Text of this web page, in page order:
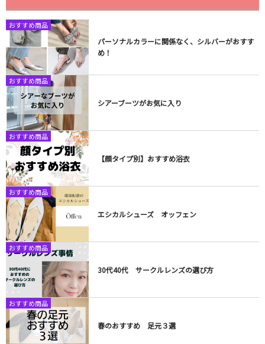
おすすめ商品
パーソナルカラーに関係なく、シルバーがおすす
め！
おすすめ商品
シアーブーツがお気に入り
おすすめ商品
【顔タイプ別】おすすめ浴衣
おすすめ商品
エシカルシューズ オッフェン
おすすめ商品
30代40代 サークルレンズの選び方
おすすめ商品
春のおすすめ 足元３選